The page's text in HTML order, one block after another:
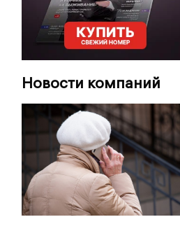
Новости компаний